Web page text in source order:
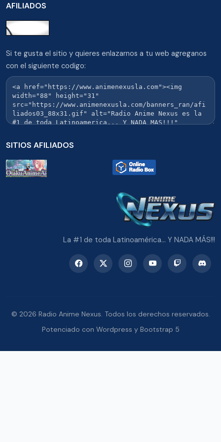
AFILIADOS
Si te gusta el sitio y quieres enlazarnos a tu web agreganos
con el siguiente codigo:
SITIOS AFILIADOS
La #1 de toda Latinoamérica... Y NADA MÁS!!!
© 2026 Radio Anime Nexus. Todos los derechos reservados.
Potenciado con Wordpress y Bootstrap 5